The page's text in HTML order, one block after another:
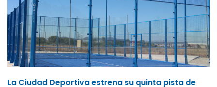
La Ciudad Deportiva estrena su quinta pista de